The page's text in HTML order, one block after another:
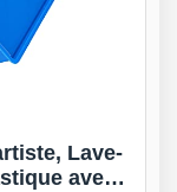
Lave-
avec